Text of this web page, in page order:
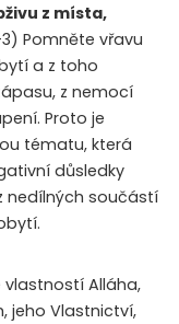
z místa,
Pomněte vřavu
a z toho
z nemocí
Proto je
tématu, která
důsledky
nedílných součástí
vlastností Alláha,
jeho Vlastnictví,